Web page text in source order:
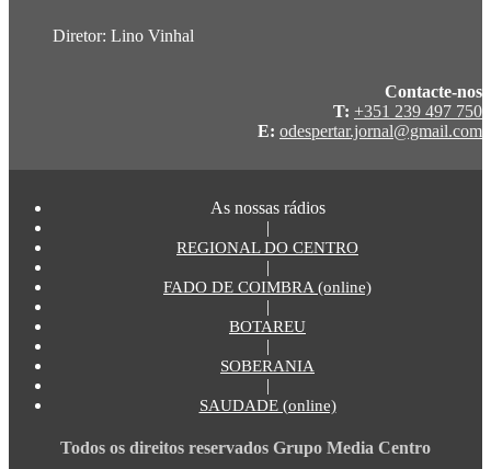
Diretor: Lino Vinhal
Contacte-nos
T: +351 239 497 750
E: odespertar.jornal@gmail.com
As nossas rádios
|
REGIONAL DO CENTRO
|
FADO DE COIMBRA (online)
|
BOTAREU
|
SOBERANIA
|
SAUDADE (online)
Todos os direitos reservados Grupo Media Centro